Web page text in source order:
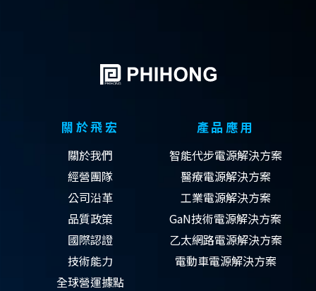
關於飛宏
關於我們
經營團隊
公司沿革
品質政策
國際認證
技術能力
全球營運據點
產品應用
智能代步電源解決方案
醫療電源解決方案
工業電源解決方案
GaN技術電源解決方案
乙太網路電源解決方案
電動車電源解決方案